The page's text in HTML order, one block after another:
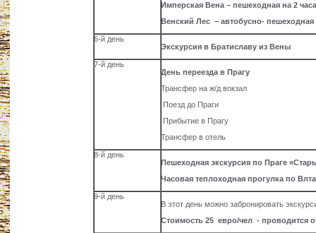
Имперская Вена – пешеходная на 2
Венский Лес – автобусно- пешеходная
6-й день
Экскурсия в Братиславу из Вены
7-й день
День переезда в Прагу
Трансфер на ж/д вокзал
Поезд до Праги
Прибытие в Прагу
Трансфер в отель
8-й день
Пешеходная экскурсия по Праге
Часовая теплоходная прогулка по
9-й день
В этот день можно забронировать
Стоимость 25 евро/чел - проводится